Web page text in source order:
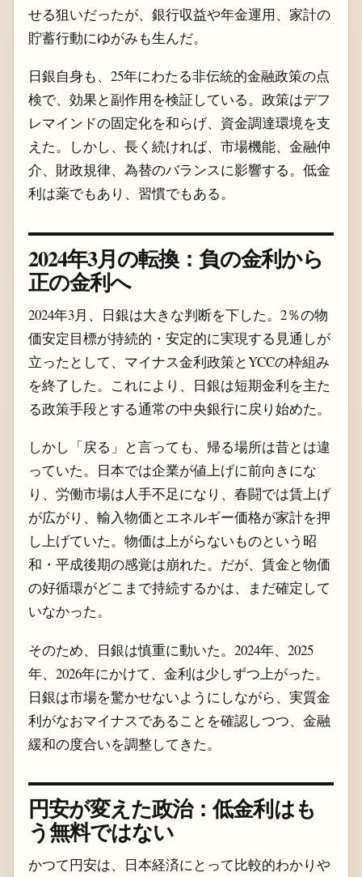
せる狙いだったが、銀行収益や年金運用、家計の
貯蓄行動にゆがみも生んだ。
日銀自身も、25年にわたる非伝統的金融政策の点
検で、効果と副作用を検証している。政策はデフ
レマインドの固定化を和らげ、資金調達環境を支
えた。しかし、長く続ければ、市場機能、金融仲
介、財政規律、為替のバランスに影響する。低金
利は薬でもあり、習慣でもある。
2024年3月の転換：負の金利から
正の金利へ
2024年3月、日銀は大きな判断を下した。2％の物
価安定目標が持続的・安定的に実現する見通しが
立ったとして、マイナス金利政策とYCCの枠組み
を終了した。これにより、日銀は短期金利を主た
る政策手段とする通常の中央銀行に戻り始めた。
しかし「戻る」と言っても、帰る場所は昔とは違
っていた。日本では企業が値上げに前向きにな
り、労働市場は人手不足になり、春闘では賃上げ
が広がり、輸入物価とエネルギー価格が家計を押
し上げていた。物価は上がらないものという昭
和・平成後期の感覚は崩れた。だが、賃金と物価
の好循環がどこまで持続するかは、まだ確定して
いなかった。
そのため、日銀は慎重に動いた。2024年、2025
年、2026年にかけて、金利は少しずつ上がった。
日銀は市場を驚かせないようにしながら、実質金
利がなおマイナスであることを確認しつつ、金融
緩和の度合いを調整してきた。
円安が変えた政治：低金利はも
う無料ではない
かつて円安は、日本経済にとって比較的わかりや